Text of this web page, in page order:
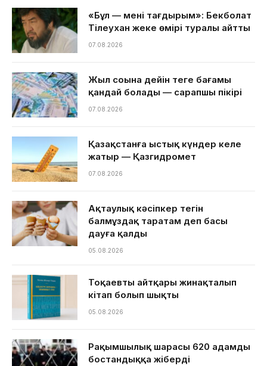
«Бұл — менің тағдырым»: Бекболат
Тілеухан жеке өмірі туралы айтты
07.08.2026
Жыл соңына дейін теңге бағамы
қандай болады — сарапшы пікірі
07.08.2026
Қазақстанға ыстық күндер келе
жатыр — Қазгидромет
07.08.2026
Ақтаулық кәсіпкер тегін
балмұздақ таратам деп басы
дауға қалды
05.08.2026
Тоқаевтың айтқары жинақталып
кітап болып шықты
05.08.2026
Рақымшылық шарасы 620 адамды
бостандыққа жіберді